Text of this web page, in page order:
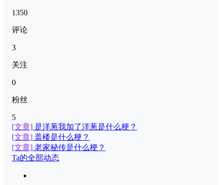
1350
评论
3
关注
0
粉丝
5
[文章] 是洋葱我加了洋葱是什么梗？
[文章] 盖楼是什么梗？
[文章] 老家秘传是什么梗？
Ta的全部动态